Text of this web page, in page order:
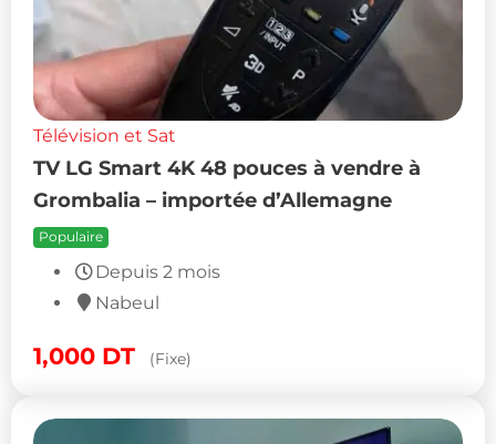
Télévision et Sat
TV LG Smart 4K 48 pouces à vendre à
Grombalia – importée d’Allemagne
Populaire
Depuis 2 mois
Nabeul
1,000 DT (Fixe)